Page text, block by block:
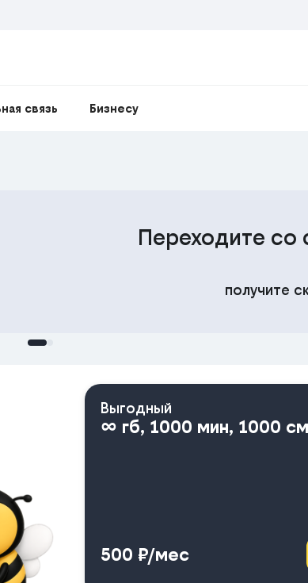
связь Бизнесу
Выгодный
∞ гб, 1000 мин, 1000
500 ₽/мес